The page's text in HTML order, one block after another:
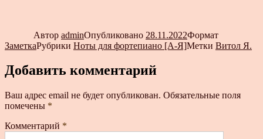
Автор adminОпубликовано 28.11.2022Формат
ЗаметкаРубрики Ноты для фортепиано [А-Я]Метки Витол Я.
Добавить комментарий
Ваш адрес email не будет опубликован. Обязательные поля
помечены *
Комментарий *